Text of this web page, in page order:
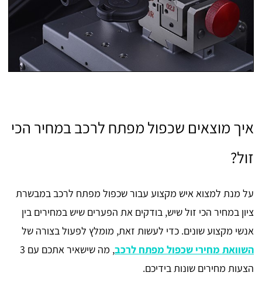
איך מוצאים שכפול מפתח לרכב במחיר הכי
זול?
על מנת למצוא איש מקצוע עבור שכפול מפתח לרכב במבשרת
ציון במחיר הכי זול שיש, בודקים את הפערים שיש במחירים בין
אנשי מקצוע שונים. כדי לעשות זאת, מומלץ לפעול בצורה של
השוואת מחירי שכפול מפתח לרכב
, מה שישאיר אתכם עם 3
הצעות מחירים שונות בידיכם.